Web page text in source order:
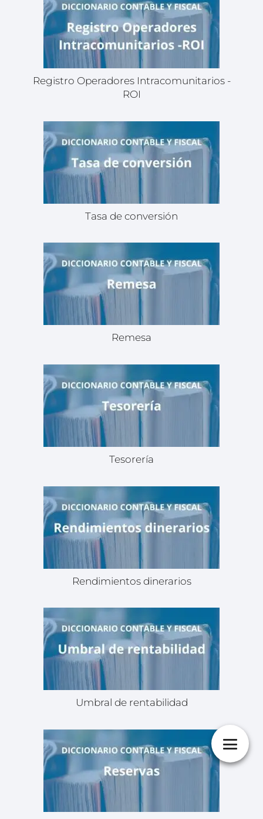
Registro Operadores Intracomunitarios -
ROI
Tasa de conversión
Remesa
Tesorería
Rendimientos dinerarios
Umbral de rentabilidad